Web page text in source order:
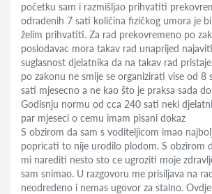
početku sam i razmišljao prihvatiti
odradenih 7 sati količina fizičkog umora je
želim prihvatiti. Za rad prekovremeno po
poslodavac mora takav rad unaprijed
suglasnost djelatnika da na takav rad
po zakonu ne smije se organizirati vise od 8
sati mjesecno a ne kao što je praksa sada
Godisnju normu od cca 240 sati neki
par mjeseci o cemu imam pisani dokaz
S obzirom da sam s voditeljicom imao
popricati to nije urodilo plodom. S obzirom
mi narediti nesto sto ce ugroziti moje
sam snimao. U razgovoru me prisiljava na
neodredeno i nemas ugovor za stalno.